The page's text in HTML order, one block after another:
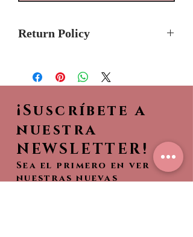
Return Policy
¡Suscríbete a
nuestra
NEWSLETTER!
Sea el primero en ver
nuestras nuevas